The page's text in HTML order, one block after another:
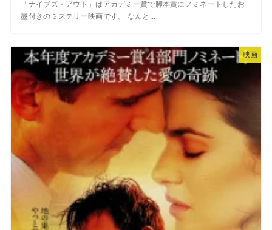
「ナイブズ・アウト」はアカデミー賞で脚本賞にノミネートしたお
墨付きのミステリー映画です。 なんと...
映画